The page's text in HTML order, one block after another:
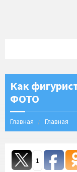
Как
ФОТО
Главная Главная
1